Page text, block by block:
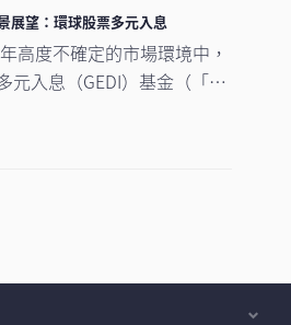
2026年上半年錄得亮麗表
展望仍然正面，認為在盈利
投資持續增加，以及企業AI
步階段的支持下，行業升勢
年下半年，並進一步推進至
展望：環球股票多元入息
高度不確定的市場環境中，
元入息（GEDI）基金（「本
要來自本基金的四大投資支
型、價值型及收益型股票。
年展望》中，亞洲區多元資
獨特架構，如何在市場周期